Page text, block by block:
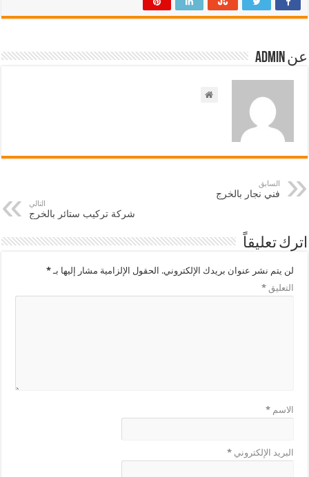
عن admin
السابق
فني نجار بالخرج
التالي
شركة تركيب ستائر بالخرج
اترك تعليقاً
لن يتم نشر عنوان بريدك الإلكتروني. الحقول الإلزامية مشار إليها بـ*
التعليق*
الاسم*
البريد الإلكتروني*